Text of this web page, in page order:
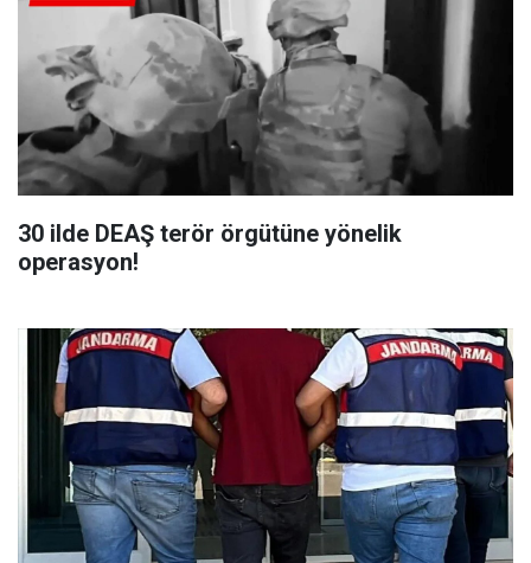
30 ilde DEAŞ terör örgütüne yönelik
operasyon!